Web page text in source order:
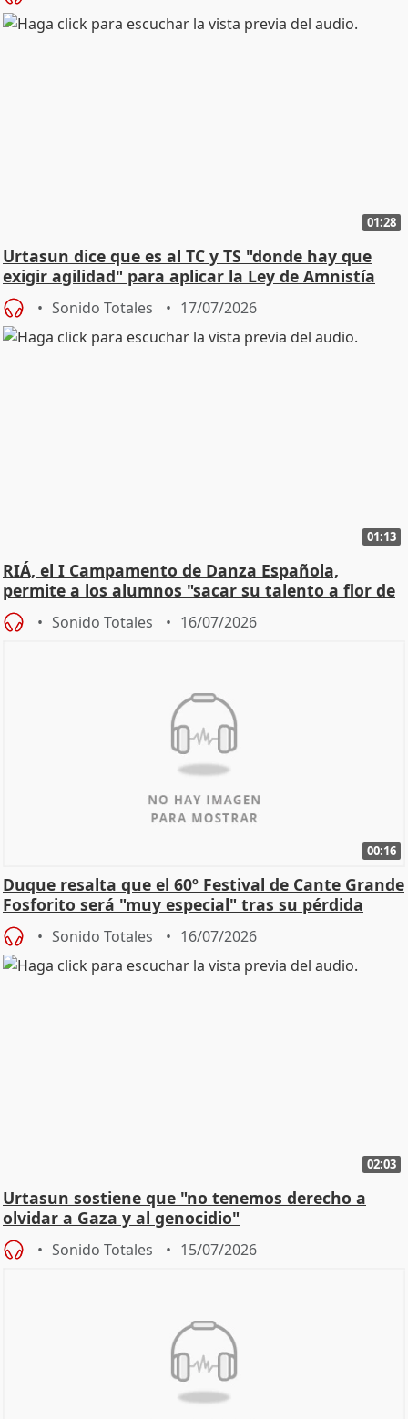
01:28
Urtasun dice que es al TC y TS "donde hay que
exigir agilidad" para aplicar la Ley de Amnistía
Sonido Totales 17/07/2026
01:13
RIÁ, el I Campamento de Danza Española,
permite a los alumnos "sacar su talento a flor de
piel"
Sonido Totales 16/07/2026
00:16
Duque resalta que el 60º Festival de Cante Grande
Fosforito será "muy especial" tras su pérdida
Sonido Totales 16/07/2026
02:03
Urtasun sostiene que "no tenemos derecho a
olvidar a Gaza y al genocidio"
Sonido Totales 15/07/2026